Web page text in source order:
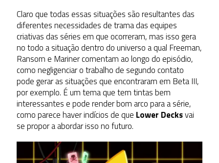
Claro que todas essas situações são resultantes das
diferentes necessidades de trama das equipes
criativas das séries em que ocorreram, mas isso gera
no todo a situação dentro do universo a qual Freeman,
Ransom e Mariner comentam ao longo do episódio,
como negligenciar o trabalho de segundo contato
pode gerar as situações que encontraram em Beta III,
por exemplo. É um tema que tem tintas bem
interessantes e pode render bom arco para a série,
como parece haver indícios de que Lower Decksvai
se propor a abordar isso no futuro.